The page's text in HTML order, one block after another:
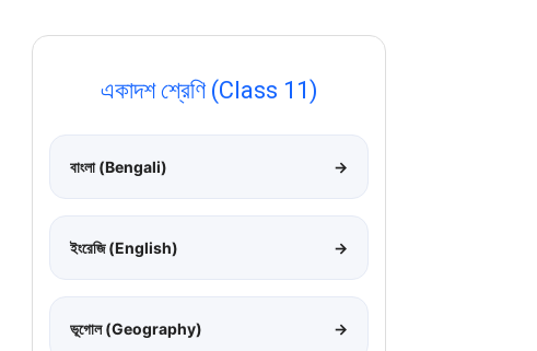
একাদশ শ্রেণি (Class 11)
বাংলা (Bengali) →
ইংরেজি (English) →
ভূগোল (Geography) →